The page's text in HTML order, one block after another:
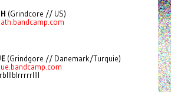
(Grindcore // US)
(Grindgore // Danemark/Turquie)